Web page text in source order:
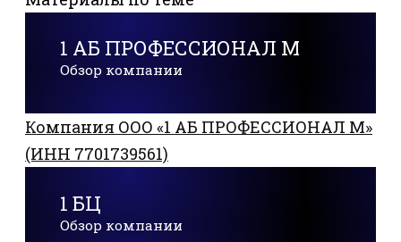
1 АБ ПРОФЕССИОНАЛ М
Обзор компании
Компания ООО «1 АБ ПРОФЕССИОНАЛ М»
(ИНН 7701739561)
1 БЦ
Обзор компании